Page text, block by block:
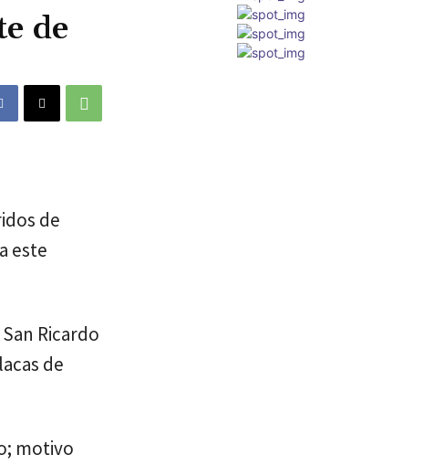
de
de
este
Ricardo
de
motivo